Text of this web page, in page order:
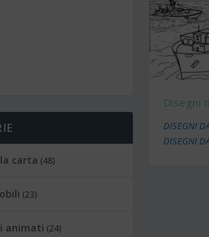
Disegni
DISEGNI
DISEGNI
carta (48)
(23)
animati (24)